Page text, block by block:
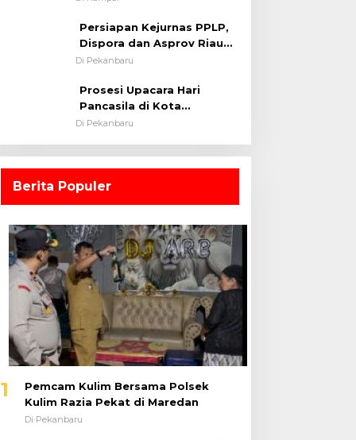
Persiapan Kejurnas PPLP,
Dispora dan Asprov Riau
Tinjau Kelayakan Rumput
Di Pekanbaru
Prosesi Upacara Hari
Pancasila di Kota
Pekanbaru Tetap Khidmat
Di Pekanbaru
Berita Populer
1
Pemcam Kulim Bersama Polsek
Kulim Razia Pekat di Maredan
Di Pekanbaru